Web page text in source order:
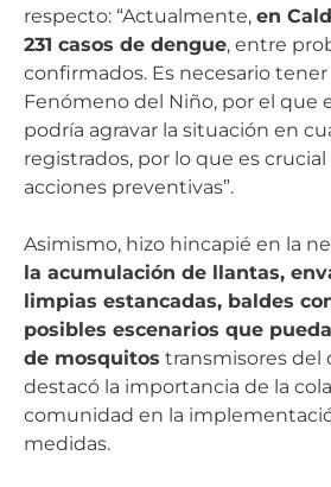
respecto: “Actualmente, en
231 casos de dengue, entre
confirmados. Es necesario
Fenómeno del Niño, por el que
podría agravar la situación en
registrados, por lo que es
acciones preventivas”.
Asimismo, hizo hincapié en la
la acumulación de llantas,
limpias estancadas, baldes
posibles escenarios que
de mosquitos transmisores del
destacó la importancia de la
comunidad en la
medidas.